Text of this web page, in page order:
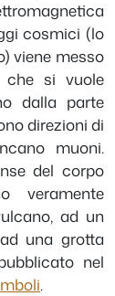
cosmici (lo
viene messo
si vuole
dalla parte
direzioni di
muoni.
del corpo
veramente
ad un
una grotta
nel
.